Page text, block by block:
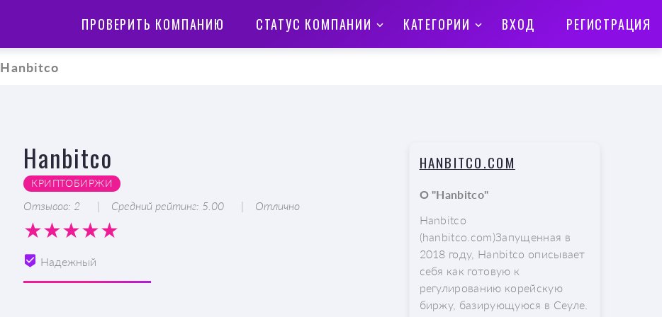
ПРОВЕРИТЬ КОМПАНИЮ СТАТУС КОМПАНИИ КАТЕГОРИИ ВХОД РЕГИСТРАЦИЯ
Hanbitco
Hanbitco
КРИПТОБИРЖИ
Отзывов: 2 Средний рейтинг: 5.00 Отлично
Надежный
HANBITCO.COM
О "Hanbitco"
Hanbitco
(hanbitco.com)Запущенная в
2018 году, Hanbitco описывает
себя как готовую к
регулированию корейскую
биржу, базирующуюся в Сеуле.